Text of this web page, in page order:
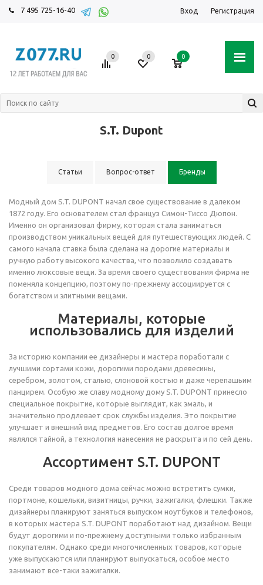
7 495 725-16-40 Вход Регистрация
0 0 0
S.T. Dupont
Статьи Вопрос-ответ Бренды
Модный дом S.T. DUPONT начал свое существование в далеком
1872 году. Его основателем стал француз Симон-Тиссо Дюпон.
Именно он организовал фирму, которая стала заниматься
производством уникальных вещей для путешествующих людей. С
самого начала ставка была сделана на дорогие материалы и
ручную работу высокого качества, что позволило создавать
именно люксовые вещи. За время своего существования фирма не
поменяла концепцию, поэтому по-прежнему ассоциируется с
богатством и элитными вещами.
Материалы, которые
использовались для изделий
За историю компании ее дизайнеры и мастера поработали с
лучшими сортами кожи, дорогими породами древесины,
серебром, золотом, сталью, слоновой костью и даже черепашьим
панцирем. Особую же славу модному дому S.T. DUPONT принесло
специальное покрытие, которые выглядит, как эмаль, и
значительно продлевает срок службы изделия. Это покрытие
улучшает и внешний вид предметов. Его состав долгое время
являлся тайной, а технология нанесения не раскрыта и по сей день.
Ассортимент S.T. DUPONT
Среди товаров модного дома сейчас можно встретить сумки,
портмоне, кошельки, визитницы, ручки, зажигалки, флешки. Также
дизайнеры планируют заняться выпуском ноутбуков и телефонов,
в которых мастера S.T. DUPONT поработают над дизайном. Вещи
будут дорогими и по-прежнему доступными только избранным
покупателям. Однако среди многочисленных товаров, которые
уже выпускаются или планируют выпускаться, особое место
занимают все-таки зажигалки.